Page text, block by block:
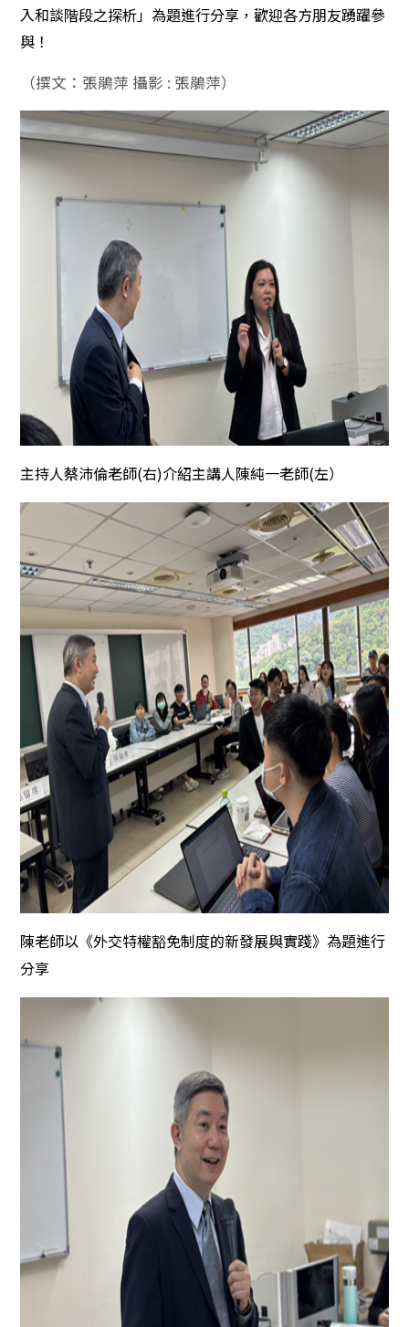
入和談階段之探析」為題進行分享，歡迎各方朋友踴躍參
與！
（撰文：張鵑萍 攝影 : 張鵑萍）
主持人蔡沛倫老師(右)介紹主講人陳純一老師(左）
陳老師以《外交特權豁免制度的新發展與實踐》為題進行
分享